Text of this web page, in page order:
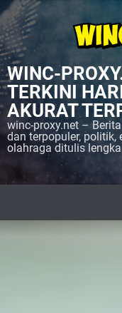
i
p
t
o
WINC-
TERKINI
AKURAT
winc-proxy.net –
dan terpopuler, politik,
olahraga ditulis